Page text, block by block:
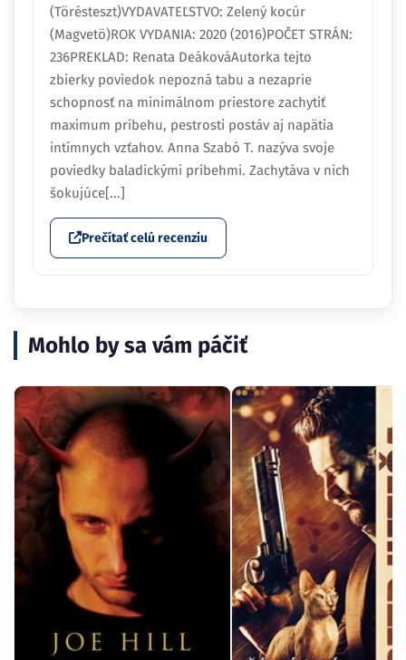
(Törésteszt)VYDAVATEĽSTVO: Zelený kocúr
(Magvetö)ROK VYDANIA: 2020 (2016)POČET STRÁN:
236PREKLAD: Renata DeákováAutorka tejto
zbierky poviedok nepozná tabu a nezaprie
schopnosť na minimálnom priestore zachytiť
maximum príbehu, pestrosti postáv aj napätia
intímnych vzťahov. Anna Szabó T. nazýva svoje
poviedky baladickými príbehmi. Zachytáva v nich
šokujúce[...]
Prečítať celú recenziu
Mohlo by sa vám páčiť